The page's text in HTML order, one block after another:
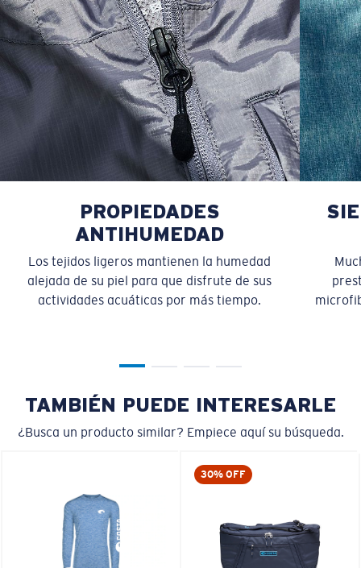
PROPIEDADES
ANTIHUMEDAD
Los tejidos ligeros mantienen la humedad
alejada de su piel para que disfrute de sus
actividades acuáticas por más tiempo.
TAMBIÉN PUEDE INTERESARLE
¿Busca un producto similar? Empiece aquí su búsqueda.
30% OFF